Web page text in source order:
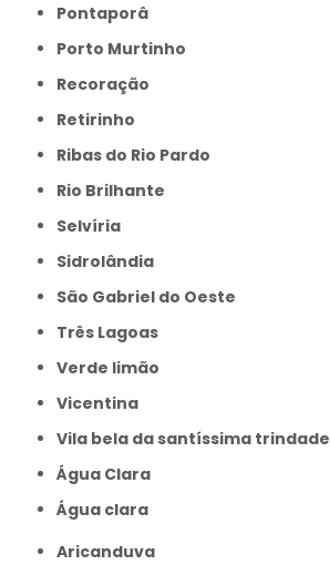
Pontaporâ
Porto Murtinho
Recoração
Retirinho
Ribas do Rio Pardo
Rio Brilhante
Selvíria
Sidrolândia
São Gabriel do Oeste
Três Lagoas
Verde limão
Vicentina
Vila bela da santíssima trindade
Água Clara
Água clara
Aricanduva